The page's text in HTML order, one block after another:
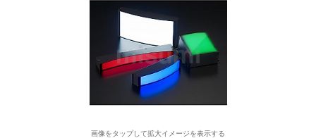
画像をタップして拡大イメージを表示する